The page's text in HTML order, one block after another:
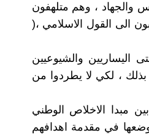
والجهاد ، وهم متلهفون
الى القول الاسلامي ،(
اليساريين والشيوعيين
بذلك ، لكي لا يطردوا من
مبدا الاخلاص الوطني
في مقدمة اهدافهم